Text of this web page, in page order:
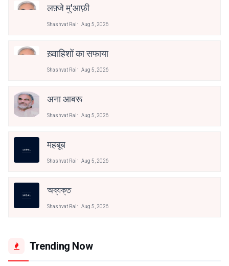
लफ़्जे मु'आफ़ी
Shashvat Rai Aug 5, 2026
ख़्वाहिशों का सफाया
Shashvat Rai Aug 5, 2026
अना आबरू
Shashvat Rai Aug 5, 2026
महबूब
Shashvat Rai Aug 5, 2026
অব্যক্ত
Shashvat Rai Aug 5, 2026
Trending Now